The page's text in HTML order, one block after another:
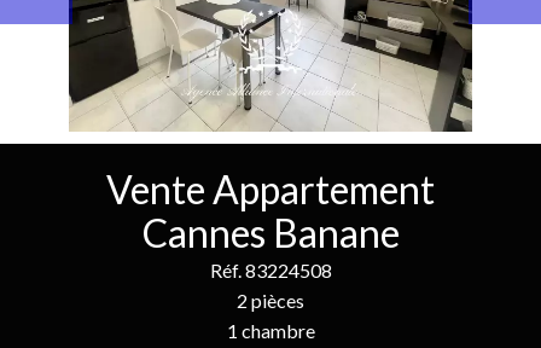
Vente Appartement
Cannes Banane
Réf. 83224508
2 pièces
1 chambre